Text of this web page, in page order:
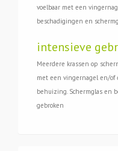
voelbaar met een
beschadigingen en
intensieve
Meerdere krassen op
met een vingernagel en/of
behuizing. Schermglas en
gebroken